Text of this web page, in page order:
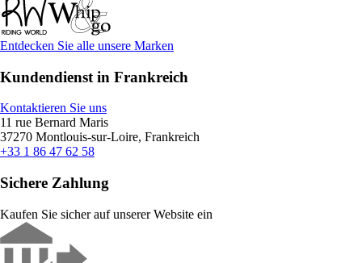
Entdecken Sie alle unsere Marken
Kundendienst in Frankreich
Kontaktieren Sie uns
11 rue Bernard Maris
37270 Montlouis-sur-Loire, Frankreich
+33 1 86 47 62 58
Sichere Zahlung
Kaufen Sie sicher auf unserer Website ein